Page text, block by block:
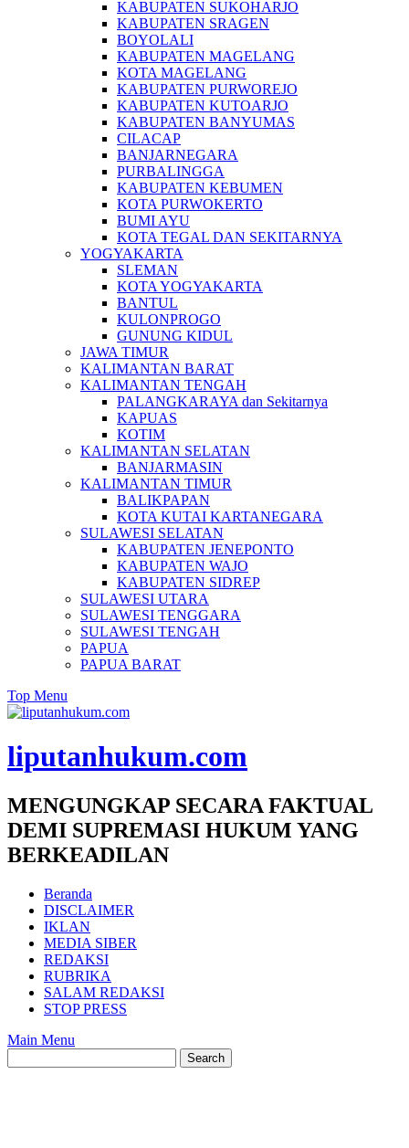
KABUPATEN SUKOHARJO
KABUPATEN SRAGEN
BOYOLALI
KABUPATEN MAGELANG
KOTA MAGELANG
KABUPATEN PURWOREJO
KABUPATEN KUTOARJO
KABUPATEN BANYUMAS
CILACAP
BANJARNEGARA
PURBALINGGA
KABUPATEN KEBUMEN
KOTA PURWOKERTO
BUMI AYU
KOTA TEGAL DAN SEKITARNYA
YOGYAKARTA
SLEMAN
KOTA YOGYAKARTA
BANTUL
KULONPROGO
GUNUNG KIDUL
JAWA TIMUR
KALIMANTAN BARAT
KALIMANTAN TENGAH
PALANGKARAYA dan Sekitarnya
KAPUAS
KOTIM
KALIMANTAN SELATAN
BANJARMASIN
KALIMANTAN TIMUR
BALIKPAPAN
KOTA KUTAI KARTANEGARA
SULAWESI SELATAN
KABUPATEN JENEPONTO
KABUPATEN WAJO
KABUPATEN SIDREP
SULAWESI UTARA
SULAWESI TENGGARA
SULAWESI TENGAH
PAPUA
PAPUA BARAT
Top Menu
liputanhukum.com
MENGUNGKAP SECARA FAKTUAL
DEMI SUPREMASI HUKUM YANG
BERKEADILAN
Beranda
DISCLAIMER
IKLAN
MEDIA SIBER
REDAKSI
RUBRIKA
SALAM REDAKSI
STOP PRESS
Main Menu